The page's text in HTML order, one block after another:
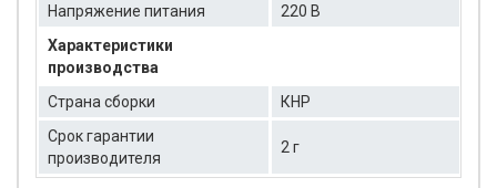
Напряжение питания
220 В
Характеристики
производства
Страна сборки
КНР
Срок гарантии
производителя
2 г